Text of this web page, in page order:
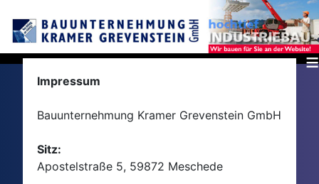
≡
Impressum
Bauunternehmung Kramer Grevenstein GmbH
Sitz:
Apostelstraße 5, 59872 Meschede